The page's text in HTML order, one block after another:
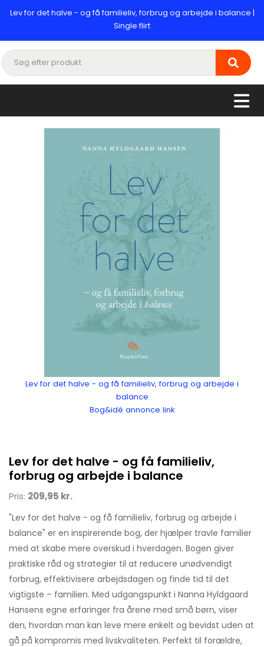
Lev for det halve - og få familieliv, forbrug og arbejde i balance |
Single flirt
Lev for det halve - og få familieliv, forbrug og arbejde i
balance
Bog&idé annonce link
Lev for det halve - og få familieliv,
forbrug og arbejde i balance
Pris: 209,95 kr.
"Lev for det halve - og få familieliv, forbrug og arbejde i
balance" er en inspirerende bog, der hjælper travle familier
med at skabe mere overskud i hverdagen. Bogen giver
praktiske råd og strategier til at reducere unødvendigt
forbrug, effektivisere arbejdsdagen og finde tid til det
vigtigste – familien. Med udgangspunkt i Nanna Hyldgaard
Hansens egne erfaringer fra årene med små børn, viser
den, hvordan man kan leve mere enkelt og bevidst uden at
gå på kompromis med livskvaliteten. Perfekt til forældre,